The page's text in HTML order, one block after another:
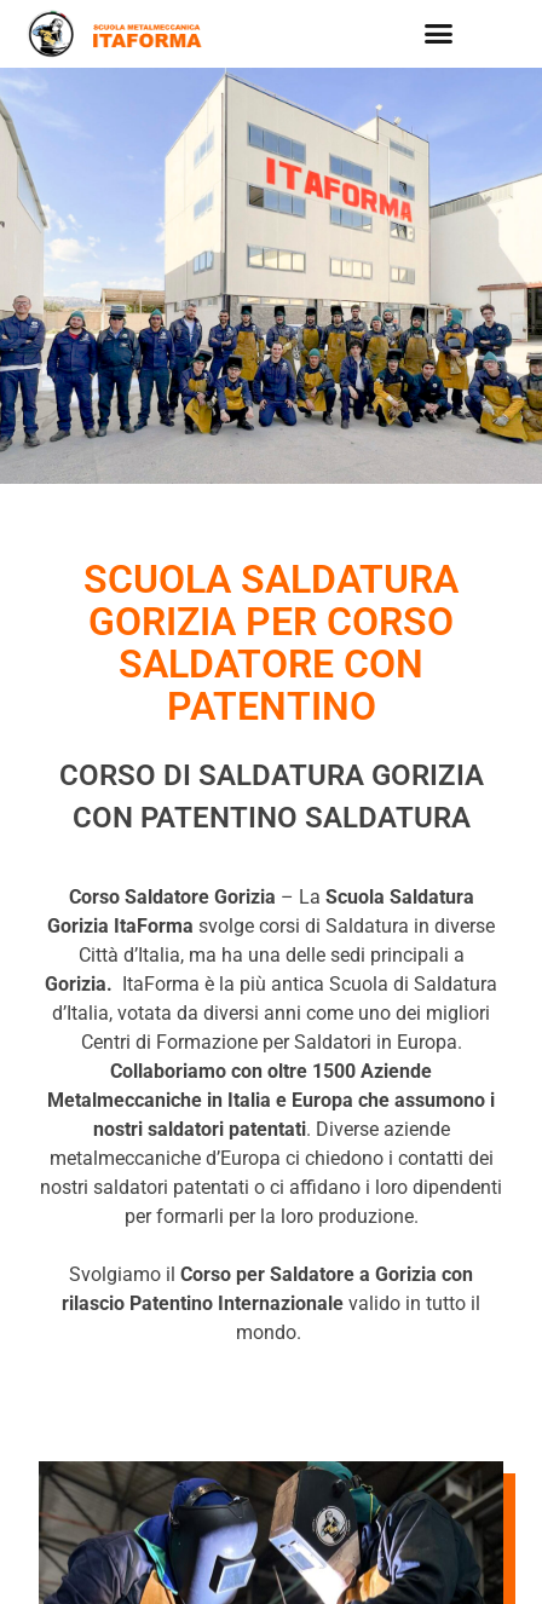
SCUOLA SALDATURA
GORIZIA PER CORSO
SALDATORE CON
PATENTINO
CORSO DI SALDATURA GORIZIA
CON PATENTINO SALDATURA
Corso Saldatore Gorizia – La Scuola Saldatura
Gorizia ItaForma svolge corsi di Saldatura in diverse
Città d’Italia, ma ha una delle sedi principali a
Gorizia. ItaForma è la più antica Scuola di Saldatura
d’Italia, votata da diversi anni come uno dei migliori
Centri di Formazione per Saldatori in Europa.
Collaboriamo con oltre 1500 Aziende
Metalmeccaniche in Italia e Europa che assumono i
nostri saldatori patentati. Diverse aziende
metalmeccaniche d’Europa ci chiedono i contatti dei
nostri saldatori patentati o ci affidano i loro dipendenti
per formarli per la loro produzione.
Svolgiamo il Corso per Saldatore a Gorizia con
rilascio Patentino Internazionale valido in tutto il
mondo.